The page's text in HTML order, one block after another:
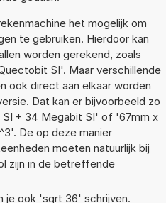
het mogelijk om
te gebruiken. Hierdoor kan
worden gerekend, zoals
SI'. Maar verschillende
ook direct aan elkaar worden
Dat kan er bijvoorbeeld zo
+ 34 Megabit SI' of '67mm x
De op deze manier
moeten natuurlijk bij
zijn in de betreffende
je ook 'sqrt 36' schrijven.